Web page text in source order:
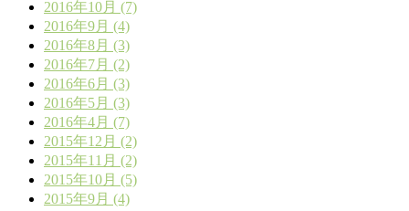
2016年10月 (7)
2016年9月 (4)
2016年8月 (3)
2016年7月 (2)
2016年6月 (3)
2016年5月 (3)
2016年4月 (7)
2015年12月 (2)
2015年11月 (2)
2015年10月 (5)
2015年9月 (4)